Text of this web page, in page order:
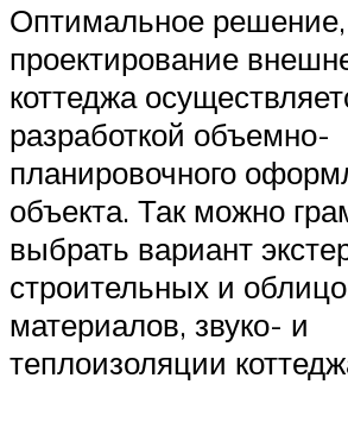
Оптимальное
проектирование
коттеджа
разработкой объемно-
планировочного
объекта. Так можно
выбрать вариант
строительных и
материалов, звуко- и
теплоизоляции